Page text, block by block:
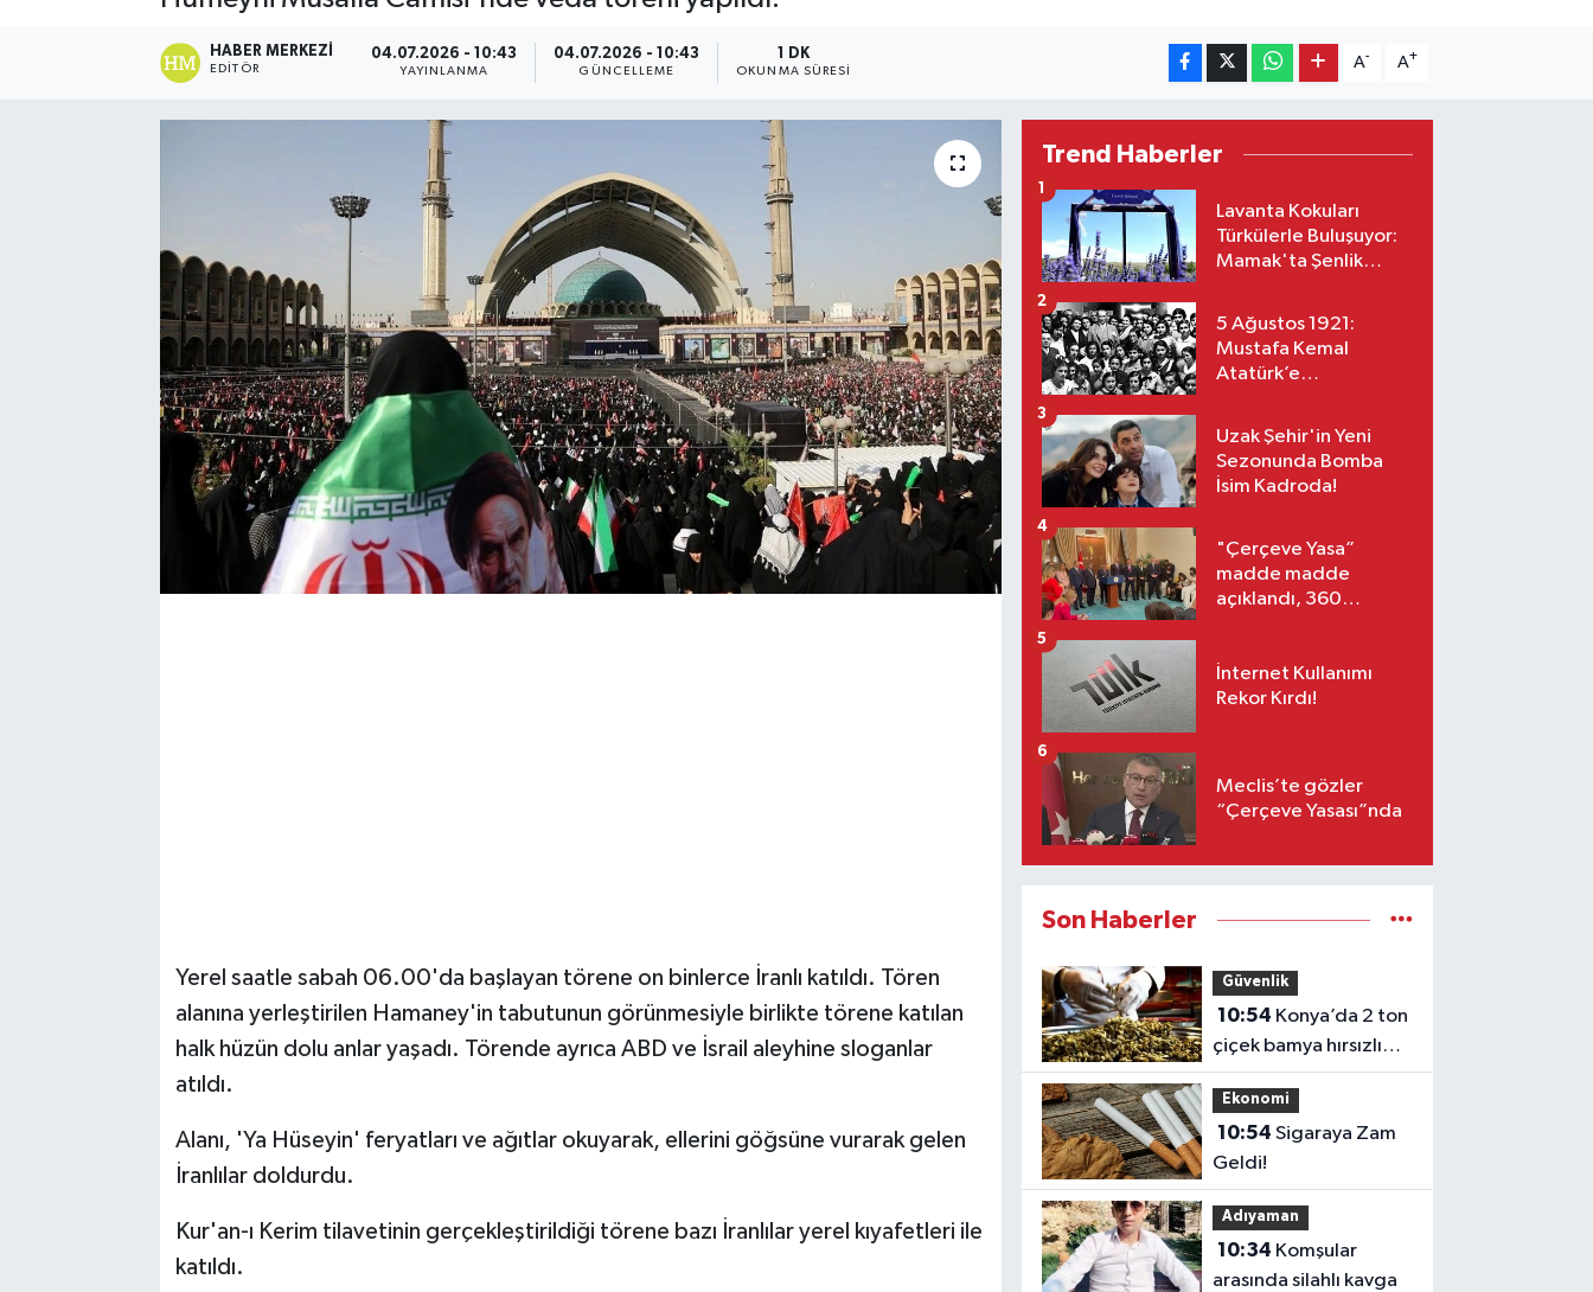
HABER MERKEZI
EDITÖR
04.07.2026 - 10:43
YAYINLANMA
04.07.2026 - 10:43
GÜNCELLEME
1 DK
OKUNMA SÜRESI
A- A+
Yerel saatle sabah 06.00'da başlayan törene on binlerce İranlı katıldı. Tören
alanına yerleştirilen Hamaney'in tabutunun görünmesiyle birlikte törene katılan
halk hüzün dolu anlar yaşadı. Törende ayrıca ABD ve İsrail aleyhine sloganlar
atıldı.
Alanı, 'Ya Hüseyin' feryatları ve ağıtlar okuyarak, ellerini göğsüne vurarak gelen
İranlılar doldurdu.
Kur'an-ı Kerim tilavetinin gerçekleştirildiği törene bazı İranlılar yerel kıyafetleri ile
katıldı.
Trend Haberler
Lavanta Kokuları
Türkülerle Buluşuyor:
Mamak'ta Şenlik
1
5 Ağustos 1921:
Mustafa Kemal
Atatürk’e
2
Uzak Şehir'in Yeni
Sezonunda Bomba
İsim Kadroda!
3
"Çerçeve Yasa”
madde madde
açıklandı, 360
4
İnternet Kullanımı
Rekor Kırdı!
5
Meclis’te gözler
“Çerçeve Yasası”nda
6
Son Haberler
Güvenlik
10:54
çiçek bamya hırsızlığı:
Satın alan 4 kişiye de
dava
Ekonomi
10:54 Sigaraya Zam
Geldi!
Adıyaman
10:34
arasında silahlı kavga
İlçe Haberleri
Kültür & Sanat